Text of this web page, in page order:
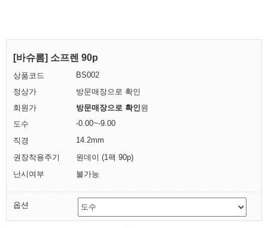
[바슈롬] 소프렌 90p
상품코드
BS002
정상가
방문매장으로 확인
회원가
방문매장으로 확인원
도수
-0.00~-9.00
직경
14.2mm
권장착용주기
원데이 (1팩 90p)
난시여부
불가능
옵션